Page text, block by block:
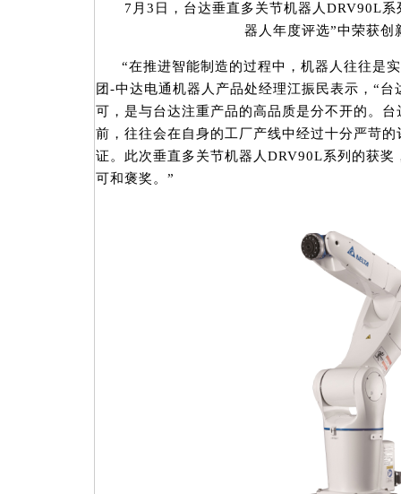
7月3日，台达垂直多关节机器人DRV90L
器人年度评选”中荣获创
“在推进智能制造的过程中，机器人往往是
团-中达电通机器人产品处经理江振民表示，“
可，是与台达注重产品的高品质是分不开的。
前，往往会在自身的工厂产线中经过十分严苛
证。此次垂直多关节机器人DRV90L系列的获
可和褒奖。”